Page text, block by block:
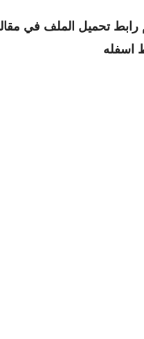
تحميل الملف في
اسفله